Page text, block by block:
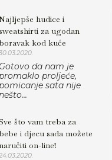
hudice i
za ugodan
kod kuće
Gotovo da nam je
proljeće,
sata nije
što vam treba za
i djecu sada možete
on-line!